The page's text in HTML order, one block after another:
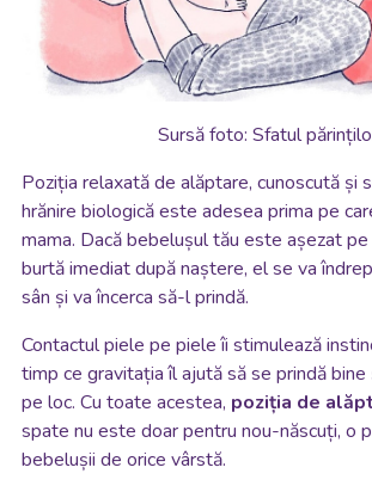
Sursă foto: Sfatul
Poziția relaxată de alăptare, cunoscută și
hrănire biologică este adesea prima pe
mama. Dacă bebelușul tău este așezat
burtă imediat după naștere, el se va
sân și va încerca să-l prindă.
Contactul piele pe piele îi stimulează
timp ce gravitația îl ajută să se prindă
pe loc. Cu toate acestea, poziția de
spate nu este doar pentru nou-născuți, o
bebelușii de orice vârstă.